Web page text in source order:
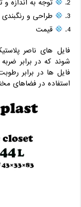
توجه به اندازه و
طراحی و رنگبندی
قیمت
فایل های ناصر
شوند که در برابر
فایل ها در برابر
استفاده در فضاهای